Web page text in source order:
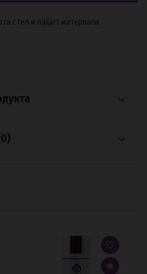
с гел и nailart материали